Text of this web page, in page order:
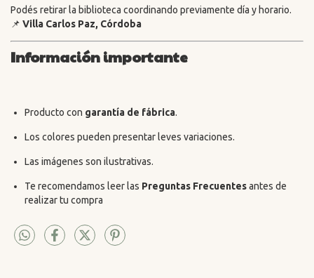
Podés retirar la biblioteca coordinando previamente día y horario.
📌 Villa Carlos Paz, Córdoba
Información importante
Producto con garantía de fábrica.
Los colores pueden presentar leves variaciones.
Las imágenes son ilustrativas.
Te recomendamos leer las Preguntas Frecuentesantes de
realizar tu compra